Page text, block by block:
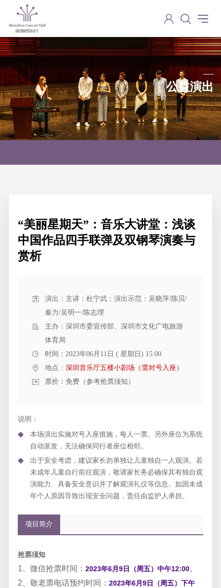
公益演出
Charity performance
“美丽星期天”：音乐大讲堂：浅谈
中国作品四手联弹及双钢琴演奏与
赏析
演出：主讲：杜宁武；演出示范：吴晓萍/陈贝/
秦力/吴明一/陈志理
主办：深圳市委宣传部、深圳市文化广电旅游
体育局
时间：2023年06月11日 ( 星期日) 15:00
地点： 深圳音乐厅五楼小剧场（需对号入座）
票价：免费（参考抢票须知）
说明：
本场演出实施对号入座措施，每人一票。另外座位为系统
自动派发，无法确保同行者座位相邻。
出于安全考虑，建议家长勿单独让儿童独自一人观演。若
未成年儿童自行前往观演，敬请家长务必确保其有独自观
演能力、具备安全意识并了解观演礼仪等信息。如因未成
年个人原因导致出现安全问题，责任由监护人承担。
项目简介
抢票须知
1、微信抢票时间： 2023年6月9日（周五）中午12:00。
2、敬老票电话预约时间： 2023年6月9日（周五） 下午